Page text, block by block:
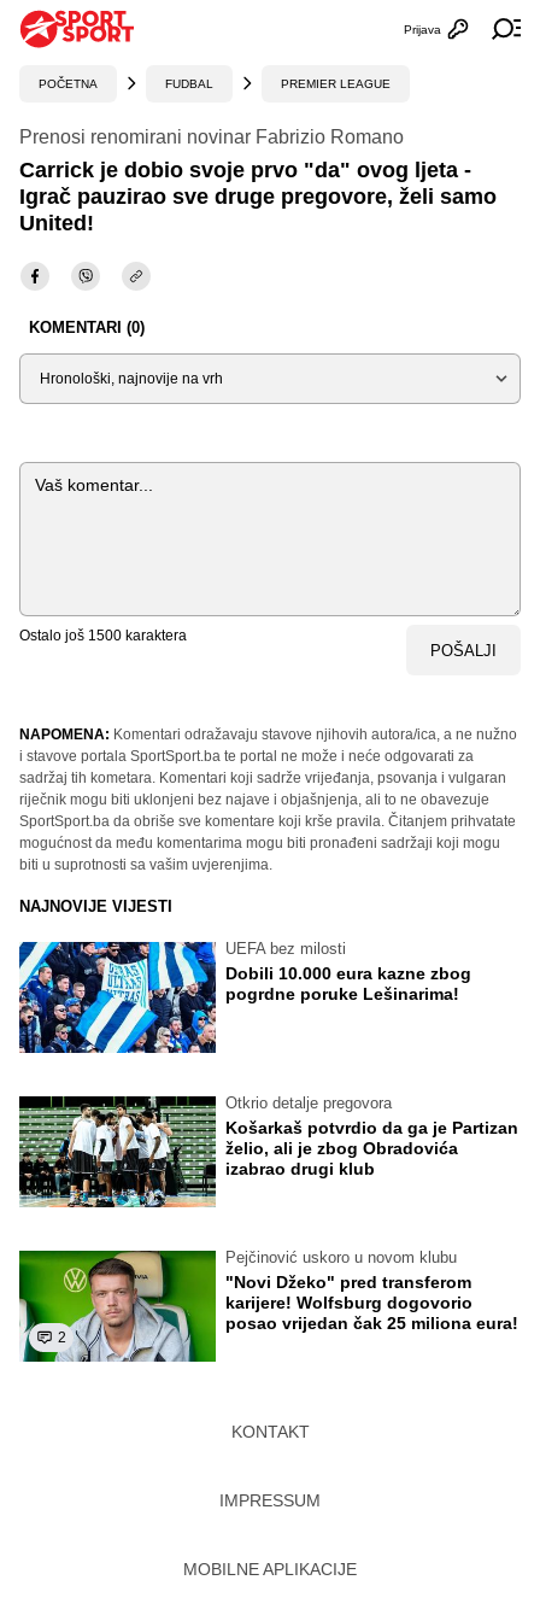
Otvori
Prijava
POČETNA FUDBAL PREMIER LEAGUE
Prenosi renomirani novinar Fabrizio Romano
Carrick je dobio svoje prvo "da" ovog ljeta -
Igrač pauzirao sve druge pregovore, želi samo
United!
KOMENTARI (0)
Sortiraj
Komentar
Ostalo još 1500 karaktera
POŠALJI
NAPOMENA: Komentari odražavaju stavove njihovih autora/ica, a ne nužno
i stavove portala SportSport.ba te portal ne može i neće odgovarati za
sadržaj tih kometara. Komentari koji sadrže vrijeđanja, psovanja i vulgaran
riječnik mogu biti uklonjeni bez najave i objašnjenja, ali to ne obavezuje
SportSport.ba da obriše sve komentare koji krše pravila. Čitanjem prihvatate
mogućnost da među komentarima mogu biti pronađeni sadržaji koji mogu
biti u suprotnosti sa vašim uvjerenjima.
NAJNOVIJE VIJESTI
UEFA bez milosti
Dobili 10.000 eura kazne zbog
pogrdne poruke Lešinarima!
Otkrio detalje pregovora
Košarkaš potvrdio da ga je Partizan
želio, ali je zbog Obradovića
izabrao drugi klub
2
Pejčinović uskoro u novom klubu
"Novi Džeko" pred transferom
karijere! Wolfsburg dogovorio
posao vrijedan čak 25 miliona eura!
KONTAKT
IMPRESSUM
MOBILNE APLIKACIJE